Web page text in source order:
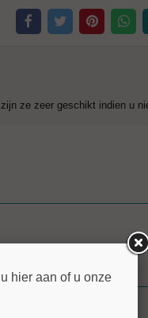
ze zeer geschikt indien u
hier aan of u onze